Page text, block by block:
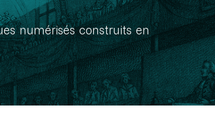
numérisés construits en